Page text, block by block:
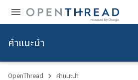
คำแนะนำ
OpenThread คำแนะนำ